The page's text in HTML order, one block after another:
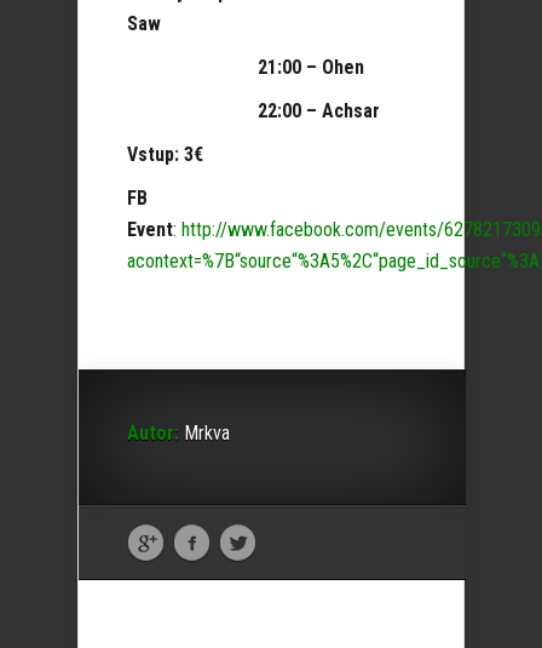
Saw
21:00 – Ohen
22:00 – Achsar
Vstup: 3€
FB
Event: http://www.facebook.com/events/
Autor: Mrkva